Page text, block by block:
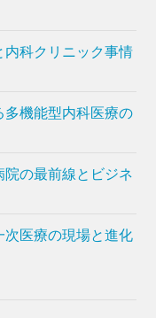
科クリニック事情
機能型内科医療の
の最前線とビジネ
医療の現場と進化